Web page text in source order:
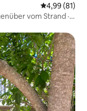
4,99 (81)
vom Strand ·